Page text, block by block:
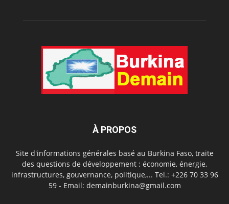
À PROPOS
Site d'informations générales basé au Burkina Faso, traite
des questions de développement : économie, énergie,
infrastructures, gouvernance, politique,... Tel.: +226 70 33 96
59 - Email: demainburkina@gmail.com